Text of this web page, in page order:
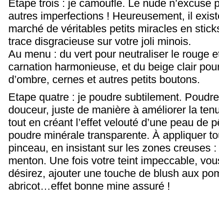
Etape trois : je camoufle. Le nude n’excuse
autres imperfections ! Heureusement, il
marché de véritables petits miracles en
trace disgracieuse sur votre joli minois.
Au menu : du vert pour neutraliser le rouge
carnation harmonieuse, et du beige clair
d’ombre, cernes et autres petits boutons.
Etape quatre : je poudre subtilement.
douceur, juste de manière à améliorer la
tout en créant l’effet velouté d’une peau de
poudre minérale transparente. À appliquer
pinceau, en insistant sur les zones creuses
menton. Une fois votre teint impeccable,
désirez, ajouter une touche de blush aux
abricot…effet bonne mine assuré !